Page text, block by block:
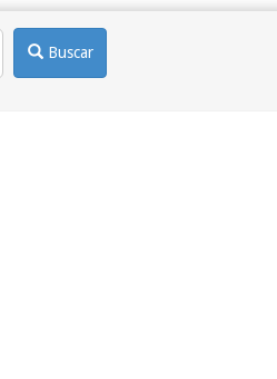
Buscar